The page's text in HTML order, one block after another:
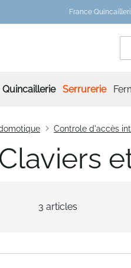
France
Quincaillerie Serrurerie
Controle d'accès
Claviers
3 articles